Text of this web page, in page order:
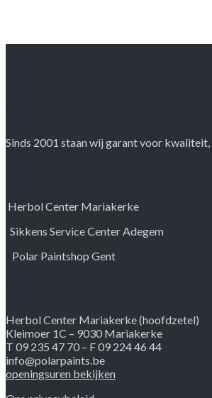
Sinds 2001 staan wij garant voor
Herbol Center Mariakerke
Sikkens Service Center Adegem
Polar Paintshop Gent
Herbol Center Mariakerke (hoofdzetel)
Kleimoer 1C – 9030 Mariakerke
T 09 235 47 70 – F 09 224 46 44
info@polarpaints.be
openingsuren bekijken